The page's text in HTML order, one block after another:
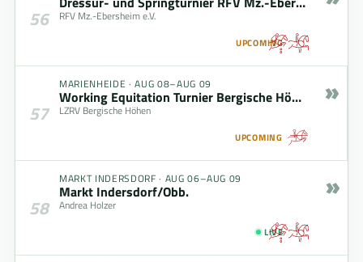
56 RFV Mz.-Ebersheim e.V.
UPCOMING
57
MARIENHEIDE ·AUG 08–AUG 09
Working Equitation Turnier Bergische Höhen
LZRV Bergische Höhen
UPCOMING
»
58
MARKT INDERSDORF · AUG 06–AUG 09
Markt Indersdorf/Obb.
Andrea Holzer
LIVE
»